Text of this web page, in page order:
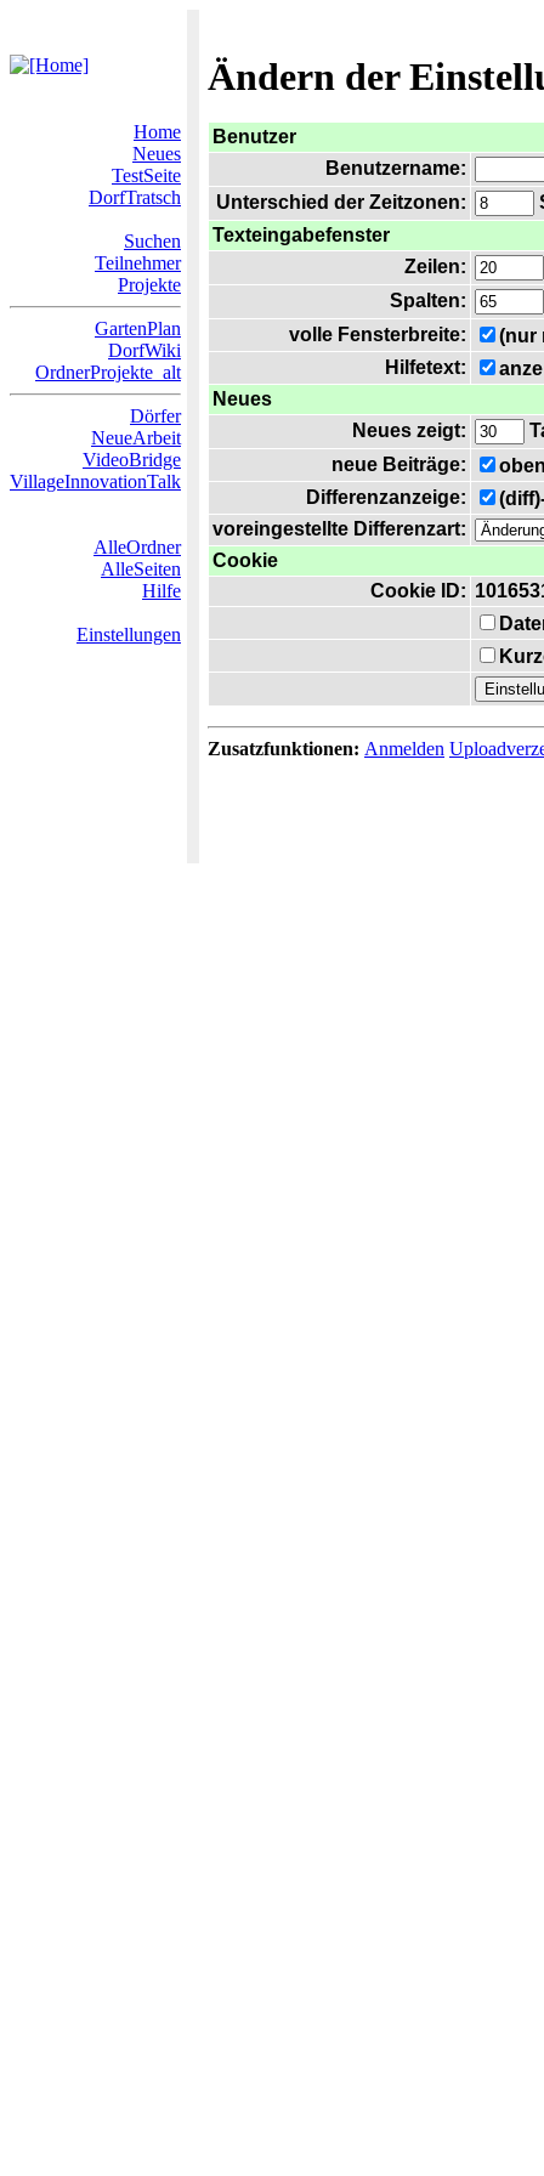
Ändern der
Home
Neues
TestSeite
DorfTratsch
Suchen
Teilnehmer
Projekte
GartenPlan
DorfWiki
OrdnerProjekte_alt
Dörfer
NeueArbeit
VideoBridge
VillageInnovationTalk
AlleOrdner
AlleSeiten
Hilfe
Einstellungen
Benutzer
Benutzername:
Unterschied der Zeitzonen:
Texteingabefenster
Zeilen:
Spalten:
volle Fensterbreite:
(nur
Hilfetext:
Neues
Neues zeigt:
neue Beiträge:
Differenzanzeige:
voreingestellte Differenzart:
Cookie
Cookie ID:
Zusatzfunktionen: Anmelden